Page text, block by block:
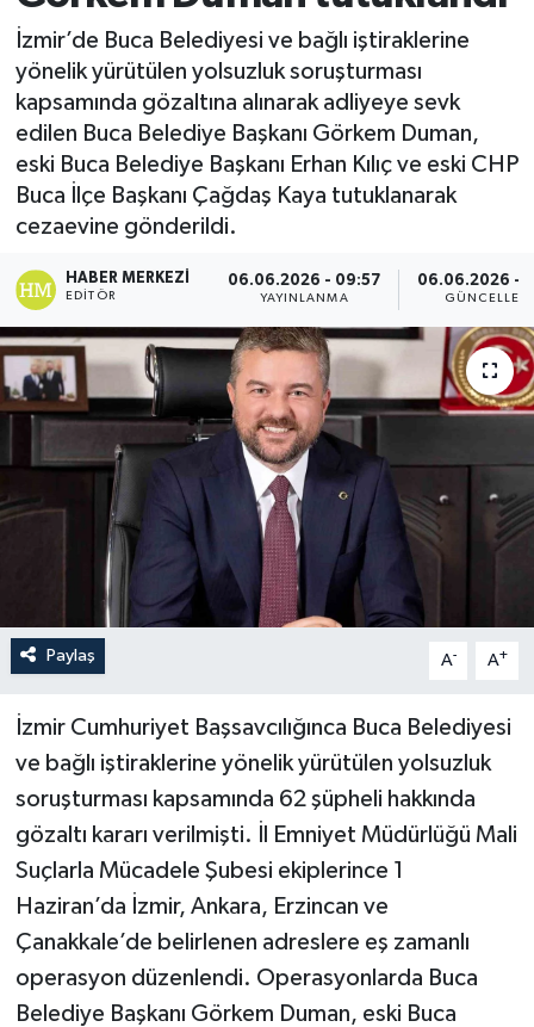
İzmir’de Buca Belediyesi ve bağlı iştiraklerine
yönelik yürütülen yolsuzluk soruşturması
kapsamında gözaltına alınarak adliyeye sevk
edilen Buca Belediye Başkanı Görkem Duman,
eski Buca Belediye Başkanı Erhan Kılıç ve eski CHP
Buca İlçe Başkanı Çağdaş Kaya tutuklanarak
cezaevine gönderildi.
HABER MERKEZI
EDITÖR
06.06.2026 - 09:57
YAYINLANMA
06.06.2026 -
Paylaş A- A+
İzmir Cumhuriyet Başsavcılığınca Buca Belediyesi
ve bağlı iştiraklerine yönelik yürütülen yolsuzluk
soruşturması kapsamında 62 şüpheli hakkında
gözaltı kararı verilmişti. İl Emniyet Müdürlüğü Mali
Suçlarla Mücadele Şubesi ekiplerince 1
Haziran’da İzmir, Ankara, Erzincan ve
Çanakkale’de belirlenen adreslere eş zamanlı
operasyon düzenlendi. Operasyonlarda Buca
Belediye Başkanı Görkem Duman, eski Buca